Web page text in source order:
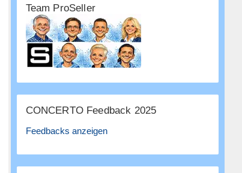
Team ProSeller
CONCERTO Feedback 2025
Feedbacks anzeigen